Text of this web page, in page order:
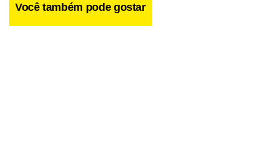
Você também pode gostar